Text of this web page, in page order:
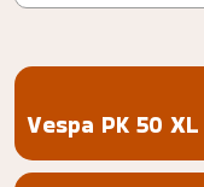
Vespa PK 50 XL